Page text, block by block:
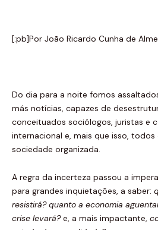
[:pb]Por João Ricardo Cunha de
Do dia para a noite fomos
más notícias, capazes de
conceituados sociólogos, juristas e
internacional e, mais que isso,
sociedade organizada.
A regra da incerteza passou a
para grandes inquietações, a saber:
resistirá? quanto a economia
crise levará?e, a mais impactante,